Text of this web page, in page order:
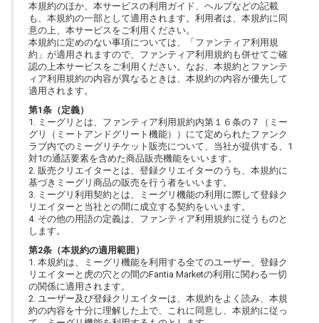
本規約のほか、本サービスの利用ガイド、ヘルプなどの記載
も、本規約の一部として適用されます。利用者は、本規約に同
意の上、本サービスをご利用ください。
本規約に定めのない事項については、「ファンティア利用規
約」が適用されますので、ファンティア利用規約も併せてご確
認の上本サービスをご利用ください。なお、本規約とファンテ
ィア利用規約の内容が異なるときは、本規約の内容が優先して
適用されます。
第1条（定義）
1. ミーグリとは、ファンティア利用規約内第１６条の７（ミー
グリ（ミートアンドグリート機能））にて定められたファンク
ラブ内でのミーグリチケット販売について、当社が提供する、1
対1の通話要素を含めた商品販売機能をいいます。
2. 販売クリエイターとは、登録クリエイターのうち、本規約に
基づきミーグリ商品の販売を行う者をいいます。
3. ミーグリ利用契約とは、ミーグリ機能の利用に際して登録ク
リエイターと当社との間に成立する契約をいいます。
4. その他の用語の定義は、ファンティア利用規約に従うものと
します。
第2条（本規約の適用範囲）
1. 本規約は、ミーグリ機能を利用する全てのユーザー、登録ク
リエイターと虎の穴との間のFantia Marketの利用に関わる一切
の関係に適用されます。
2. ユーザー及び登録クリエイターは、本規約をよく読み、本規
約の内容を十分に理解した上で、これに同意し、本規約に従っ